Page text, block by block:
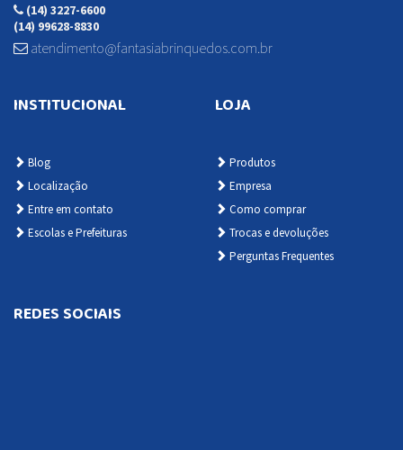
(14) 3227-6600
(14) 99628-8830
atendimento@fantasiabrinquedos.com.br
INSTITUCIONAL
Blog
Localização
Entre em contato
Escolas e Prefeituras
LOJA
Produtos
Empresa
Como comprar
Trocas e devoluções
Perguntas Frequentes
REDES SOCIAIS